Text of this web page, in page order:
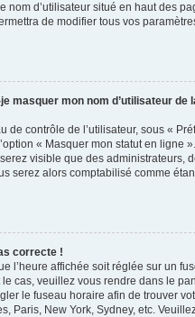
nom d’utilisateur situé en haut des
de modifier tous vos
masquer mon nom d’utilisateur de
de contrôle de l’utilisateur, sous «
« Masquer mon statut en ligne
visible que des administrateurs,
serez alors comptabilisé comme
correcte !
l’heure affichée soit réglée sur un
le cas, veuillez vous rendre dans le
le fuseau horaire afin de trouver
Paris, New York, Sydney, etc.